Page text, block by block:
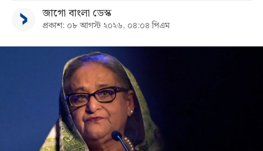
জাগো বাংলা ডেস্ক
প্রকাশ: ০৮ আগস্ট ২০২৬, ০৪:০৪ পিএম